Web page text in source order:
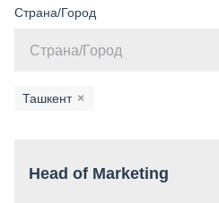
Страна/Город
×
Ташкент
Head of Marketing